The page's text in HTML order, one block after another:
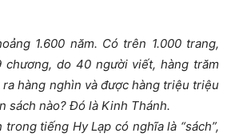
1.600 năm. Có trên 1.000 trang,
chương, do 40 người viết, hàng trăm
hàng nghìn và được hàng triệu triệu
sách nào? Đó là Kinh Thánh.
tiếng Hy Lạp có nghĩa là “sách”,